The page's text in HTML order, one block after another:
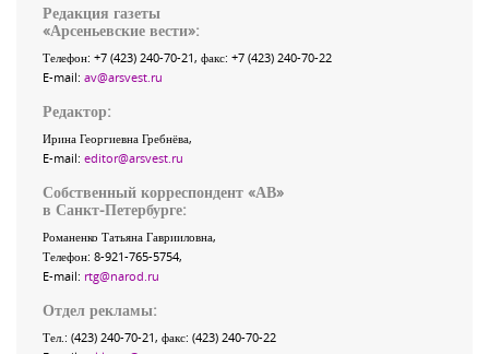
Редакция газеты
«Арсеньевские вести»:
Телефон: +7 (423) 240-70-21, факс: +7 (423) 240-70-22
E-mail: av@arsvest.ru
Редактор:
Ирина Георгиевна Гребнёва,
E-mail: editor@arsvest.ru
Собственный корреспондент «АВ»
в Санкт-Петербурге:
Романенко Татьяна Гаврииловна,
Телефон: 8-921-765-5754,
E-mail: rtg@narod.ru
Отдел рекламы:
Тел.: (423) 240-70-21, факс: (423) 240-70-22